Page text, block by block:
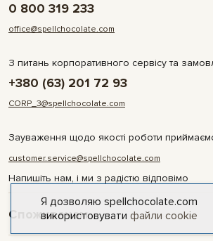
0 800 319 233
office@spellchocolate.com
З питань корпоративного сервісу та
+380 (63) 201 72 93
CORP_3@spellchocolate.com
Зауваження щодо якості роботи
customer.service@spellchocolate.com
Напишіть нам, і ми з радістю відповімо
Споживачам
Оплата та доставка
Я дозволяю spellchocolate.com
використовувати файли cookie